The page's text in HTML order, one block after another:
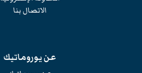
الاتصال بنا
عن يوروماتيك